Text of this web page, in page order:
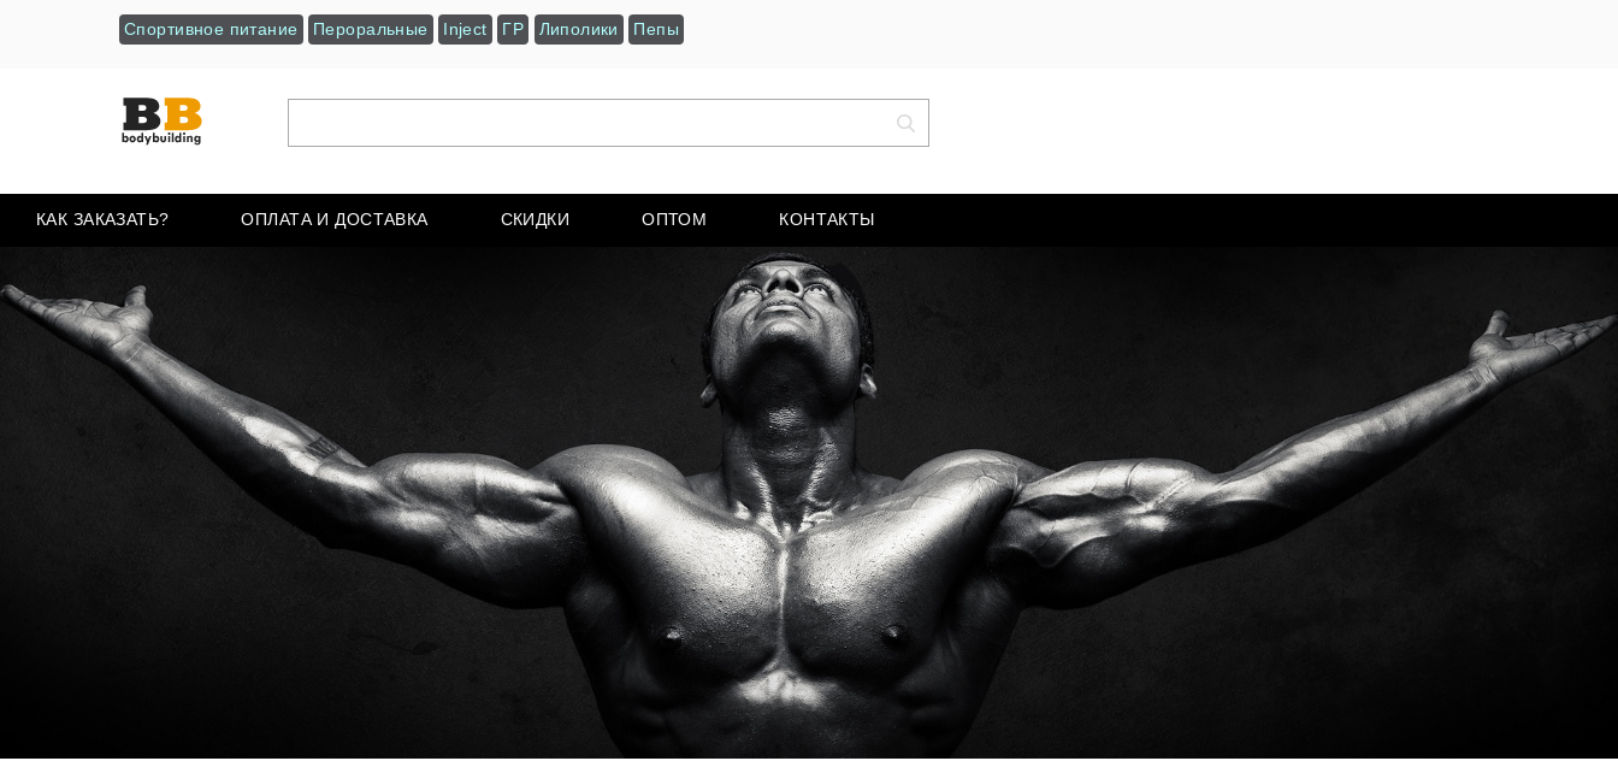
Спортивное питание Пероральные Inject ГР Липолики Пепы
КАК ЗАКАЗАТЬ? ОПЛАТА И ДОСТАВКА СКИДКИ ОПТОМ КОНТАКТЫ